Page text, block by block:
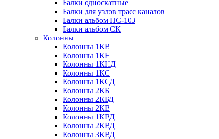
Балки односкатные
Балки для узлов трасс каналов
Балки альбом ПС-103
Балки альбом СК
Колонны
Колонны 1КВ
Колонны 1КН
Колонны 1КНД
Колонны 1КС
Колонны 1КСД
Колонны 2КБ
Колонны 2КБД
Колонны 2КВ
Колонны 1КВД
Колонны 2КВД
Колонны 3КВД